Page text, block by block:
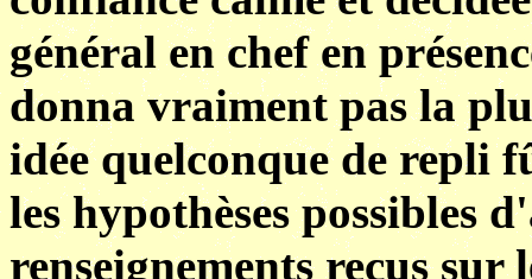
général en chef en
donna vraiment pas la
idée quelconque de repli
les hypothèses possibles
renseignements reçus sur